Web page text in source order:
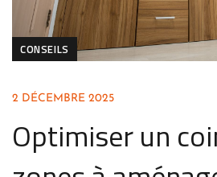
CONSEILS
2 DÉCEMBRE 2025
Optimiser un